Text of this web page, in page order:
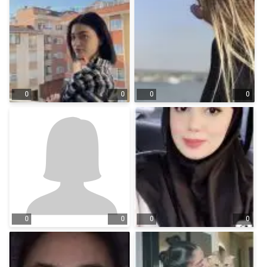
0 0 0 0
0 0 0 0